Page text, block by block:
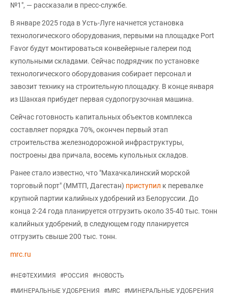
№1", — рассказали в пресс-службе.
В январе 2025 года в Усть-Луге начнется установка
технологического оборудования, первыми на площадке Port
Favor будут монтироваться конвейерные галереи под
купольными складами. Сейчас подрядчик по установке
технологического оборудования собирает персонал и
завозит технику на строительную площадку. В конце января
из Шанхая прибудет первая судопогрузочная машина.
Сейчас готовность капитальных объектов комплекса
составляет порядка 70%, окончен первый этап
строительства железнодорожной инфраструктуры,
построены два причала, восемь купольных складов.
Ранее стало известно, что "Махачкалинский морской
торговый порт" (ММТП, Дагестан) приступил к перевалке
крупной партии калийных удобрений из Белоруссии. До
конца 2-24 года планируется отгрузить около 35-40 тыс. тонн
калийных удобрений, в следующем году планируется
отгрузить свыше 200 тыс. тонн.
mrc.ru
#НЕФТЕХИМИЯ #РОССИЯ #НОВОСТЬ
#МИНЕРАЛЬНЫЕ УДОБРЕНИЯ #MRC #МИНЕРАЛЬНЫЕ УДОБРЕНИЯ